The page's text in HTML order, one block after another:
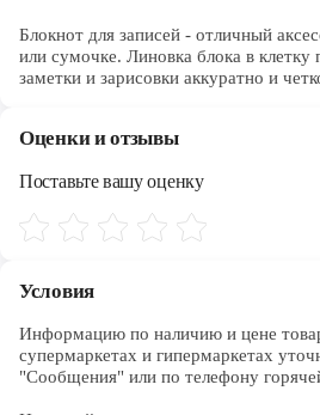
Блокнот для записей - отличный
или сумочке. Линовка блока в клетку
заметки и зарисовки аккуратно и
остальных. Глянцевая ламинация
Оценки и отзывы
Поставьте вашу оценку
Условия
Информацию по наличию и цене
супермаркетах и гипермаркетах
"Сообщения" или по телефону